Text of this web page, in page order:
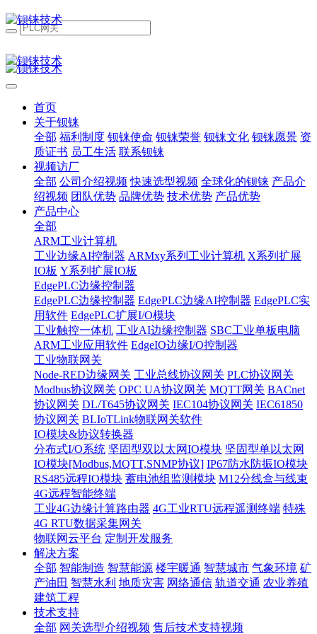
首页
关于钡铼
全部 福利制度 钡铼使命 钡铼荣誉 钡铼文化 钡铼愿景 资
质证书 员工生活 联系钡铼
视频访厂
全部 公司介绍视频 快速选型视频 全球化的钡铼 产品介
绍视频 团队优势 品牌优势 技术优势 产品优势
产品中心
全部
ARM工业计算机
工业边缘AI控制器 ARMxy系列工业计算机 X系列扩展
IO板 Y系列扩展IO板
EdgePLC边缘控制器
EdgePLC边缘控制器 EdgePLC边缘AI控制器 EdgePLC实
用软件 EdgePLC扩展I/O模块
工业触控一体机 工业AI边缘控制器 SBC工业单板电脑
ARM工业应用软件 EdgeIO边缘I/O控制器
工业物联网关
Node-RED边缘网关 工业总线协议网关 PLC协议网关
Modbus协议网关 OPC UA协议网关 MQTT网关 BACnet
协议网关 DL/T645协议网关 IEC104协议网关 IEC61850
协议网关 BLIoTLink物联网关软件
IO模块&协议转换器
分布式I/O系统 坚固型双以太网IO模块 坚固型单以太网
IO模块[Modbus,MQTT,SNMP协议] IP67防水防振IO模块
RS485远程IO模块 蓄电池组监测模块 M12分线盒与线束
4G远程智能终端
工业4G边缘计算路由器 4G工业RTU远程遥测终端 特殊
4G RTU数据采集网关
物联网云平台 定制开发服务
解决方案
全部 智能制造 智慧能源 楼宇暖通 智慧城市 气象环境 矿
产油田 智慧水利 地质灾害 网络通信 轨道交通 农业养殖
建筑工程
技术支持
全部 网关选型介绍视频 售后技术支持视频